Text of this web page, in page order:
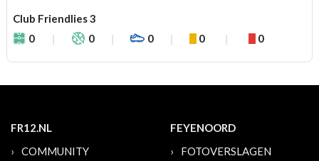
Club Friendlies 3
0
0 0 0 0
FR12.NL
COMMUNITY
FEYENOORD
FOTOVERSLAGEN